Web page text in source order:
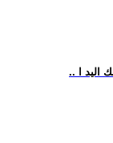
اليد ا